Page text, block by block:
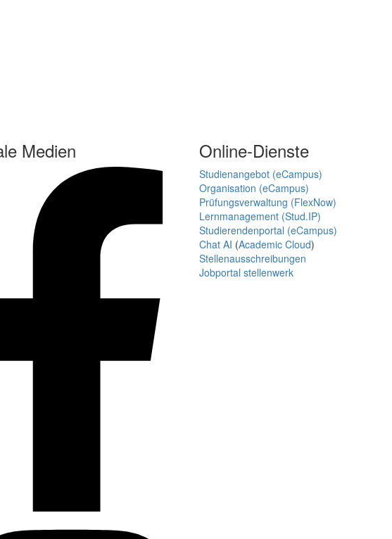
Medien Online-Dienste
Studienangebot (eCampus)
Organisation (eCampus)
Prüfungsverwaltung (FlexNow)
Lernmanagement (Stud.IP)
Studierendenportal (eCampus)
Chat AI (Academic Cloud)
Stellenausschreibungen
Jobportal stellenwerk